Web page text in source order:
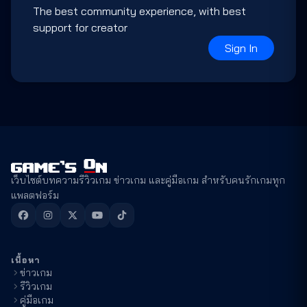
The best community experience, with best
support for creator
Sign In
เว็บไซต์บทความรีวิวเกม ข่าวเกม และคู่มือเกม สำหรับคนรักเกมทุก
แพลตฟอร์ม
เนื้อหา
ข่าวเกม
รีวิวเกม
คู่มือเกม